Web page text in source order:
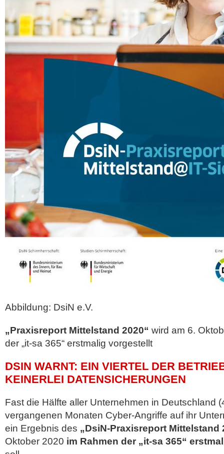
Abbildung: DsiN e.V.
„Praxisreport Mittelstand 2020“ wird am 6.
der „it-sa 365“ erstmalig vorgestellt
DSIN WARNT: EIN VIERTEL DER
KEINERLEI DATENSICHERUNGEN
Fast die Hälfte aller Unternehmen in Deutschland
vergangenen Monaten Cyber-Angriffe auf ihr
ein Ergebnis des „DsiN-Praxisreport Mittelstand
Oktober 2020 im Rahmen der „it-sa 365“